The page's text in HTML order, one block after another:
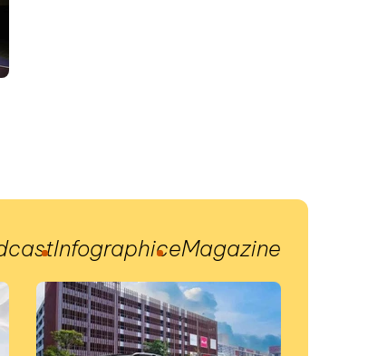
InfographiceMagazine